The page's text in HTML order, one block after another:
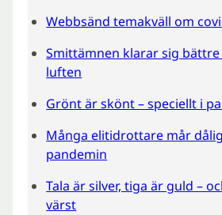
Webbsänd temakväll om
Smittämnen klarar sig bättre
luften
Grönt är skönt – speciellt i
Många elitidrottare mår
pandemin
Tala är silver, tiga är guld –
värst